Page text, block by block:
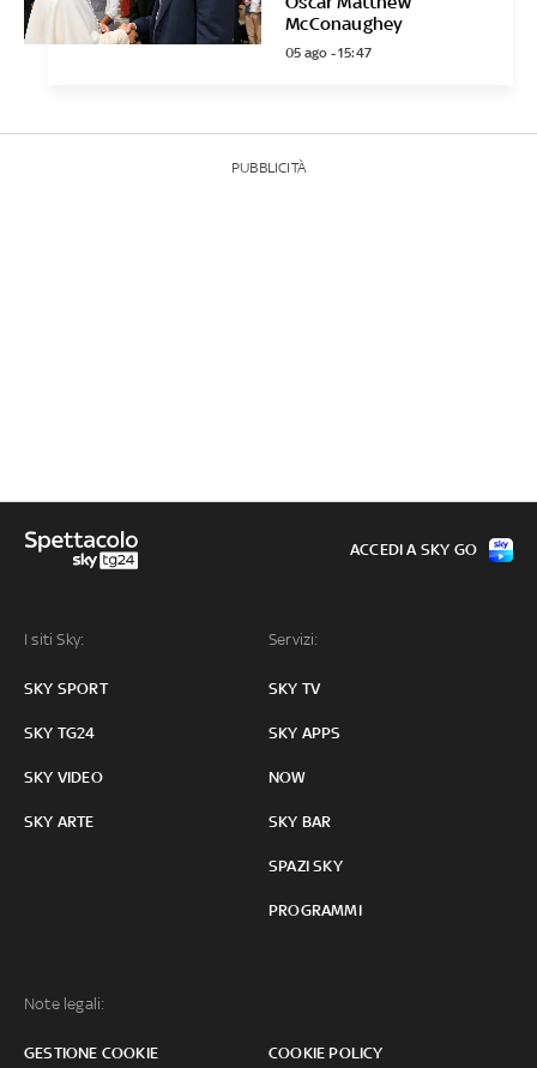
McConaughey
05 ago - 15:47
PUBBLICITÀ
I siti Sky:
SKY SPORT
SKY TG24
SKY VIDEO
SKY ARTE
Servizi:
SKY TV
SKY APPS
NOW
SKY BAR
SPAZI SKY
PROGRAMMI
Note legali:
GESTIONE COOKIE COOKIE POLICY
ACCEDI A SKY GO